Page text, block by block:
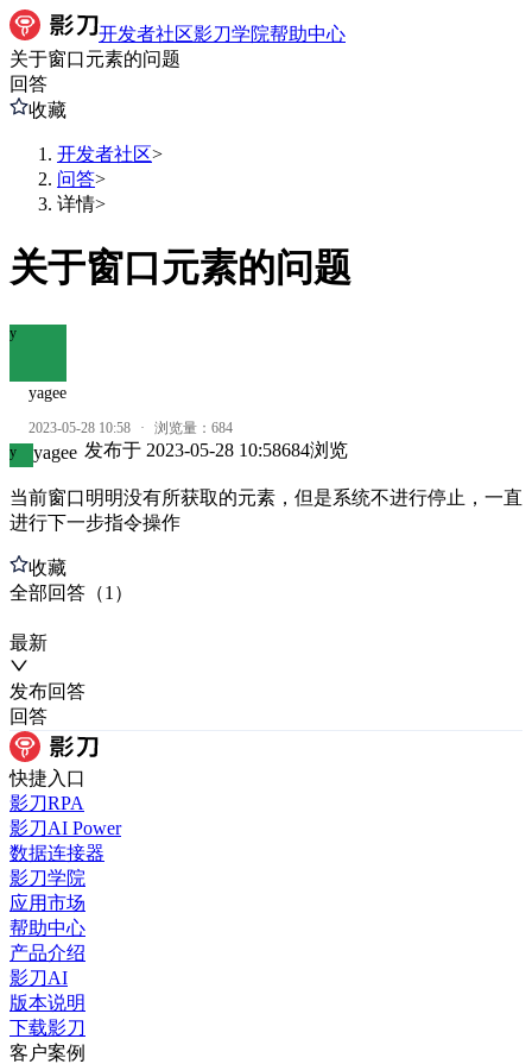
开发者社区影刀学院帮助中心
关于窗口元素的问题
回答
收藏
开发者社区>
问答>
详情>
关于窗口元素的问题
y
yagee
2023-05-28 10:58 · 浏览量： 684
y
yagee 发布于 2023-05-28 10:58684浏览
当前窗口明明没有所获取的元素，但是系统不进行停止，一直
进行下一步指令操作
收藏
全部回答 （1 ）
最新
发布回答
回答
快捷入口
影刀RPA
影刀AI Power
数据连接器
影刀学院
应用市场
帮助中心
产品介绍
影刀AI
版本说明
下载影刀
客户案例